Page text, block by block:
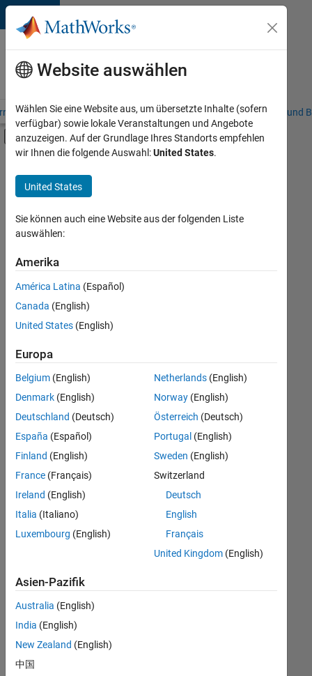
Weiter zum Inhalt
Karriere
bei
MathWorks
– Übersicht Stellensuche Niederlassungen Studierende und
Umschaltung für Off-Canvas-
Hauptinhalt
Commercial Sales
Customer Support
Sales Operations
Business Model Team
Finance and Operations
+4
Derzeit
es
keine
offenen
Stellen,
Ihren
Suchkriterien
entsprechen.
können
die
Suchkriterien
weiter
fassen
oder
alle
Stellenangebote
anzeigen .
noch
keine
offenen
Stellen
können,
Website auswählen
Wählen Sie eine Website aus, um übersetzte Inhalte (sofern
verfügbar) sowie lokale Veranstaltungen und Angebote
anzuzeigen. Auf der Grundlage Ihres Standorts empfehlen
wir Ihnen die folgende Auswahl:United States.
United States
Sie können auch eine Website aus der folgenden Liste
auswählen:
Amerika
América Latina (Español)
Canada (English)
United States (English)
Europa
Belgium (English)
Denmark (English)
Deutschland (Deutsch)
España (Español)
Finland (English)
France (Français)
Ireland (English)
Italia (Italiano)
Luxembourg (English)
Netherlands(English)
Norway(English)
Österreich (Deutsch)
Portugal (English)
Sweden (English)
Switzerland
Deutsch
English
Français
United Kingdom(English)
Asien-Pazifik
Australia (English)
India (English)
New Zealand (English)
中国